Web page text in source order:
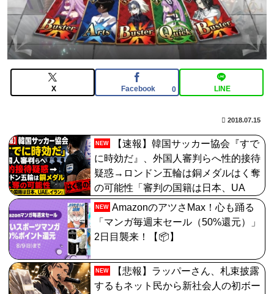
X Facebook 0 LINE
2018.07.15
NEW
【速報】韓国サッカー協会『すで
に時効だ』、外国人審判らへ性的接待
疑惑→ロンドン五輪は銅メダルはく奪
の可能性「審判の国籍は日本、UA
E、イラン」
NEW AmazonのアツさMax！心も踊る
「マンガ毎週末セール（50%還元）」
2日目襲来！【📦】
NEW
【悲報】ラッパーさん、札束披露
するもネット民から新社会人の初ボー